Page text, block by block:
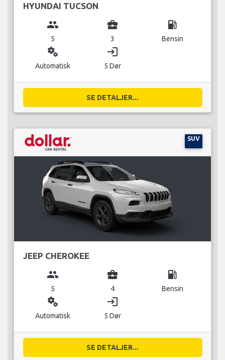
HYUNDAI TUCSON
group
5
business_center
3
local_gas_station
Bensin
miscellaneous_services
Automatisk
login
5 Dør
SE DETALJER...
SUV
JEEP CHEROKEE
group
5
business_center
4
local_gas_station
Bensin
miscellaneous_services
Automatisk
login
5 Dør
SE DETALJER...